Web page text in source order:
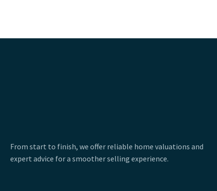
From start to finish, we offer reliable home valuations and
expert advice for a smoother selling experience.